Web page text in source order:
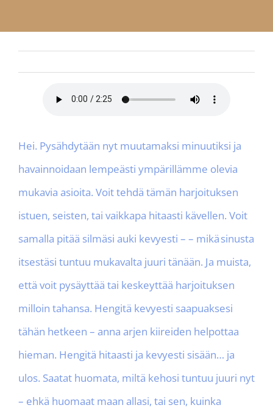
Ota yhteyttä
Hei. Pysähdytään nyt muutamaksi minuutiksi ja
havainnoidaan lempeästi ympärillämme olevia
mukavia asioita. Voit tehdä tämän harjoituksen
istuen, seisten, tai vaikkapa hitaasti kävellen. Voit
samalla pitää silmäsi auki kevyesti – – mikä sinusta
itsestäsi tuntuu mukavalta juuri tänään. Ja muista,
että voit pysäyttää tai keskeyttää harjoituksen
milloin tahansa. Hengitä kevyesti saapuaksesi
tähän hetkeen – anna arjen kiireiden helpottaa
hieman. Hengitä hitaasti ja kevyesti sisään… ja
ulos. Saatat huomata, miltä kehosi tuntuu juuri nyt
– ehkä huomaat maan allasi, tai sen, kuinka